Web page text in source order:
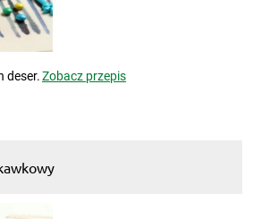
deser.Zobacz przepis